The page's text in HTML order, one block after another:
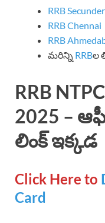
RRB
RRB Chennai
RRB
మరిన్ని RRBల
RRB
2025 –
లింక్ ఇక్కడ
Click Here to
Card